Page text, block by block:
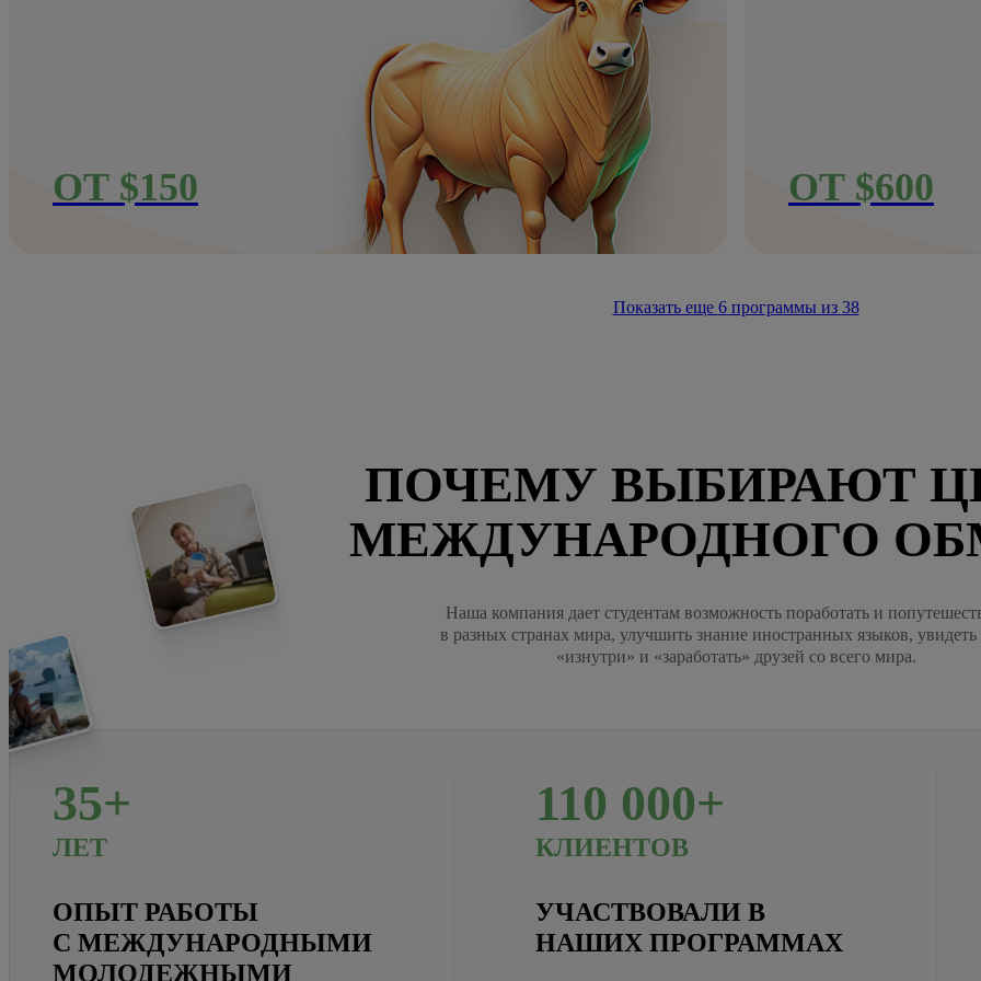
ОТ $150 ОТ $600
Показать еще 6программы из 38
ПОЧЕМУ ВЫБИРАЮТ
МЕЖДУНАРОДНОГО
Наша компания дает студентам возможность поработать и
в разных странах мира, улучшить знание иностранных языков, увидеть
«изнутри» и «заработать» друзей со всего мира.
35+
ЛЕТ
ОПЫТ РАБОТЫ
С МЕЖДУНАРОДНЫМИ
МОЛОДЕЖНЫМИ
110 000+
КЛИЕНТОВ
УЧАСТВОВАЛИ В
НАШИХ ПРОГРАММАХ